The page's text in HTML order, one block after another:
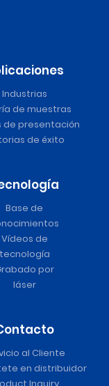
Industrias
de muestras
de presentación
de éxito
Base de
Vídeos de
tecnología
por
láser
al Cliente
en distribuidor